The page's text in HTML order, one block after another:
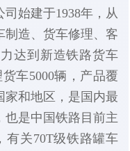
始建于1938年，从
制造、货车修理、客
达到新造铁路货车
车5000辆，产品覆
家和地区，是国内最
也是中国铁路目前主
有关70T级铁路罐车